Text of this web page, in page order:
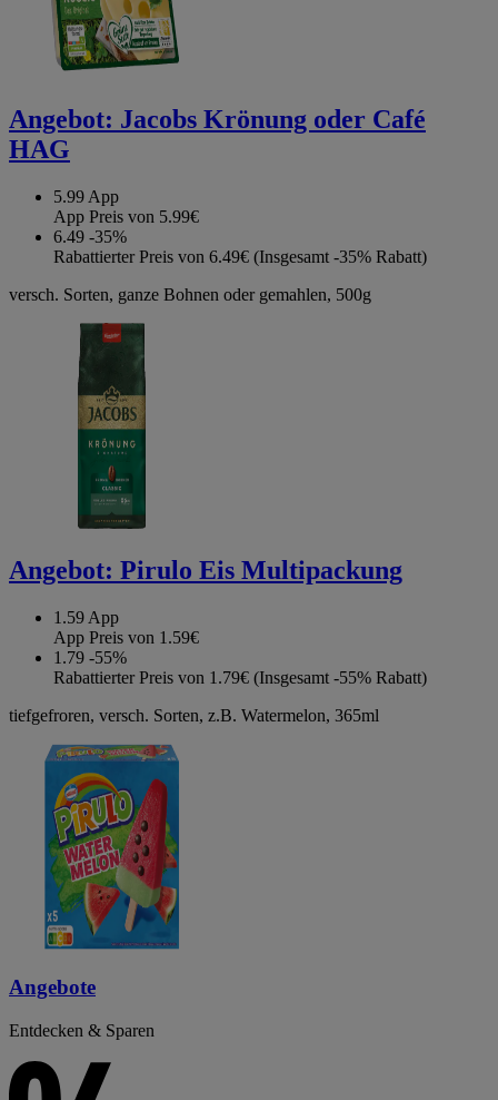
Angebot: Jacobs Krönung oder Café
HAG
5.99 App
App Preis von 5.99€
6.49 -35%
Rabattierter Preis von 6.49€ (Insgesamt -35% Rabatt)
versch. Sorten, ganze Bohnen oder gemahlen, 500g
Angebot: Pirulo Eis Multipackung
1.59 App
App Preis von 1.59€
1.79 -55%
Rabattierter Preis von 1.79€ (Insgesamt -55% Rabatt)
tiefgefroren, versch. Sorten, z.B. Watermelon, 365ml
Angebote
Entdecken & Sparen